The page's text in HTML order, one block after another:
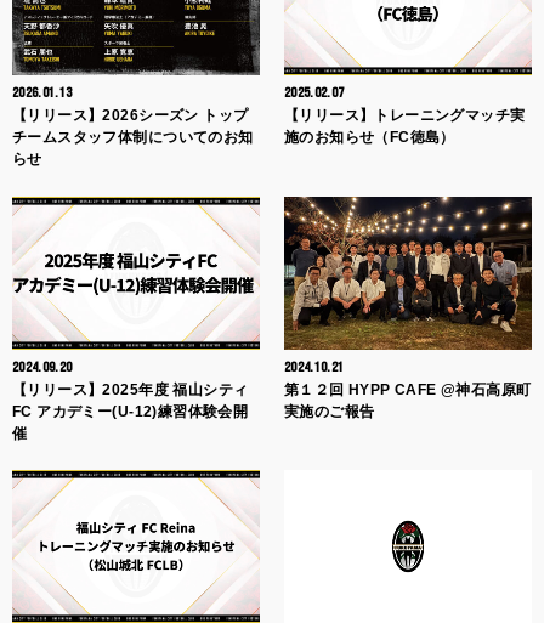
2026.01.13
【リリース】2026シーズン トップ
チームスタッフ体制についてのお知
らせ
2025.02.07
【リリース】トレーニングマッチ実
施のお知らせ（FC徳島）
2024.09.20
【リリース】2025年度 福山シティ
FC アカデミー(U-12)練習体験会開
催
2024.10.21
第１２回 HYPP CAFE @神石高原町
実施のご報告